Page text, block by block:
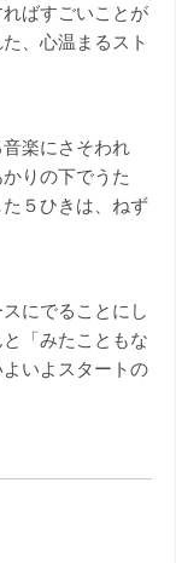
ばすごいことが
、心温まるスト
楽にさそわれ
りの下でうた
５ひきは、ねず
にでることにし
「みたこともな
いよスタートの